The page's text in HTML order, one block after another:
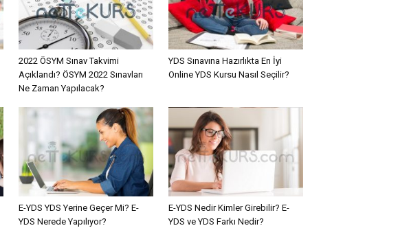
2022 ÖSYM Sınav Takvimi
Açıklandı? ÖSYM 2022 Sınavları
Ne Zaman Yapılacak?
YDS Sınavına Hazırlıkta En İyi
Online YDS Kursu Nasıl Seçilir?
E-YDS YDS Yerine Geçer Mi? E-
YDS Nerede Yapılıyor?
E-YDS Nedir Kimler Girebilir? E-
YDS ve YDS Farkı Nedir?